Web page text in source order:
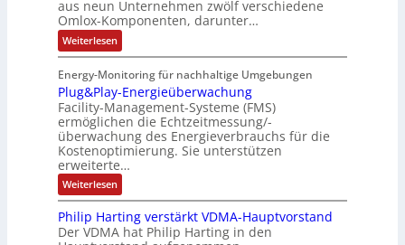
tP
l
u
g
F
e
s
t
N
-
S
c
h
i
e
n
e
n
-
N
e
t
p
u
t
e
r
e
r
h
a
l
t
e
n
I
e
r
a
t
i
o
n
k
o
m
b
i
n
i
e
t
9
%
m
e
r
A
u
f
t
r
ä
g
e
i
n
g
t
d
a
s
S
e
t
u
p
aus neun Unternehmen zwölf verschiedene
Omlox-Komponenten, darunter…
Weiterlesen:
E
f
o
l
g
r
e
i
c
h
e
s
O
m
l
Energy-Monitoring für nachhaltige Umgebungen
Plug&Play-Energieüberwachung
Facility-Management-Systeme (FMS)
ermöglichen die Echtzeitmessung/-
überwachung des Energieverbrauchs für die
Kostenoptimierung. Sie unterstützen
erweiterte…
Weiterlesen:
P
u
g
Philip Harting verstärkt VDMA-Hauptvorstand
Der VDMA hat Philip Harting in den